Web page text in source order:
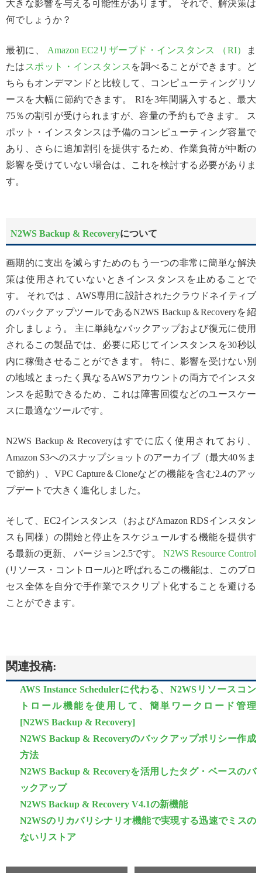
大きな影響を与える可能性があります。 それで、解決策は
何でしょうか？
最初に、 Amazon EC2リザーブド・インスタンス （RI）
ま
たは スポット・インスタンス を調べることができます。ど
ちらもオンデマンドと比較して、コンピューティングリソ
ースを大幅に節約できます。 RIを3年間購入すると、最大
75％の割引が受けられますが、容量の予約もできます。 ス
ポット・インスタンスは予備のコンピューティング容量で
あり、さらに追加割引を提供するため、作業負荷が中断の
影響を受けていない場合は、これを検討する必要がありま
す。
N2WS Backup & Recoveryについて
画期的に支出を減らすためのもう一つの非常に簡単な解決
策は使用されていないときインスタンスを止めることで
す。 それでは 、AWS専用に設計されたクラウドネイティブ
のバックアップツールであるN2WS Backup＆Recoveryを紹
介しましょう。 主に単純なバックアップおよび復元に使用
されるこの製品では、必要に応じてインスタンスを30秒以
内に稼働させることができます。 特に、影響を受けない別
の地域とまったく異なるAWSアカウントの両方でインスタ
ンスを起動できるため、これは障害回復などのユースケー
スに最適なツールです。
N2WS Backup & Recoveryはすでに広く使用されており、
Amazon S3へのスナップショットのアーカイブ（最大40％ま
で節約）、VPC Capture＆Cloneなどの機能を含む2.4のアッ
プデートで大きく進化しました。
そして、EC2インスタンス（およびAmazon RDSインスタン
スも同様）の開始と停止をスケジュールする機能を提供す
る最新の更新、 バージョン2.5です。 N2WS Resource Control
(リソース・コントロール)と呼ばれるこの機能は、このプロ
セス全体を自分で手作業でスクリプト化することを避ける
ことができます。
関連投稿:
AWS Instance Schedulerに代わる、N2WSリソースコン
トロール機能を使用して、簡単ワークロード管理
[N2WS Backup & Recovery]
N2WS Backup & Recoveryのバックアップポリシー作成
方法
N2WS Backup & Recoveryを活用したタグ・ベースのバ
ックアップ
N2WS Backup & Recovery V4.1の新機能
N2WSのリカバリシナリオ機能で実現する迅速でミスの
ないリストア